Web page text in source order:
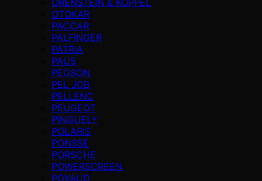
OTOKAR
PACCAR
PALFINGER
PATRIA
PAUS
PEGSON
PEL JOB
PELLENC
PEUGEOT
PINGUELY
POLARIS
PONSSE
PORSCHE
POWERSCREEN
POYAUD